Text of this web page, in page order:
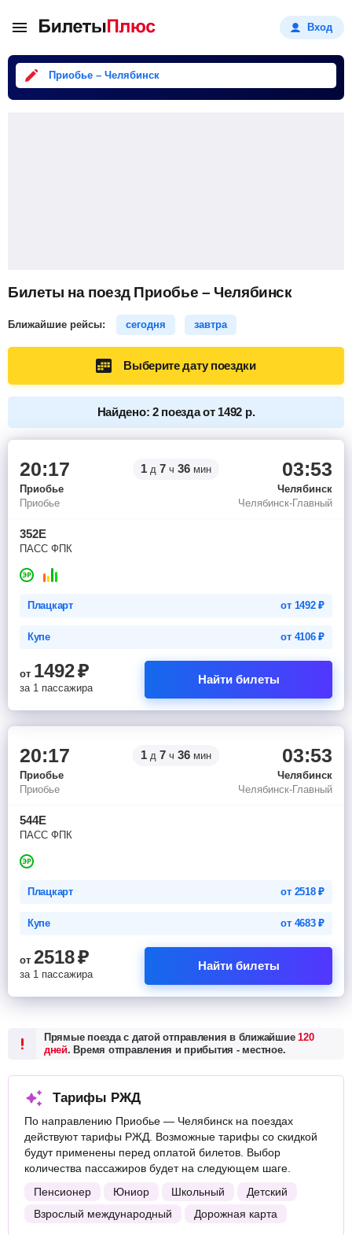
Вход
Приобье – Челябинск
Билеты на поезд Приобье – Челябинск
Ближайшие рейсы: сегодня завтра
Выберите дату поездки
Найдено: 2 поезда от 1492 р.
20:17 1 д 7 ч 36 мин 03:53
Приобье
Челябинск
Приобье
Челябинск-Главный
352Е
ПАСС ФПК
Плацкарт от 1492₽
Купе от 4106₽
от 1492₽
за 1 пассажира
Найти билеты
20:17 1 д 7 ч 36 мин 03:53
Приобье
Челябинск
Приобье
Челябинск-Главный
544Е
ПАСС ФПК
Плацкарт от 2518₽
Купе от 4683₽
от 2518₽
за 1 пассажира
Найти билеты
Прямые поезда с датой отправления в ближайшие120
дней. Время отправления и прибытия - местное.
Тарифы РЖД
По направлению Приобье — Челябинск на поездах
действуют тарифы РЖД. Возможные тарифы со скидкой
будут применены перед оплатой билетов. Выбор
количества пассажиров будет на следующем шаге.
Пенсионер
Юниор Школьный
Детский
Взрослый международный
Дорожная карта